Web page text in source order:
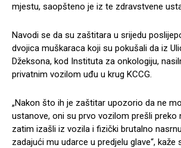
mjestu, saopšteno je iz te zdravstvene
Navodi se da su zaštitara u srijedu
dvojica muškaraca koji su pokušali da iz
Džeksona, kod Instituta za onkologiju,
privatnim vozilom uđu u krug KCCG.
„Nakon što ih je zaštitar upozorio da ne
ustanove, oni su prvo vozilom prešli preko
zatim izašli iz vozila i fizički brutalno
zadajući mu udarce u predjelu glave“, kaže